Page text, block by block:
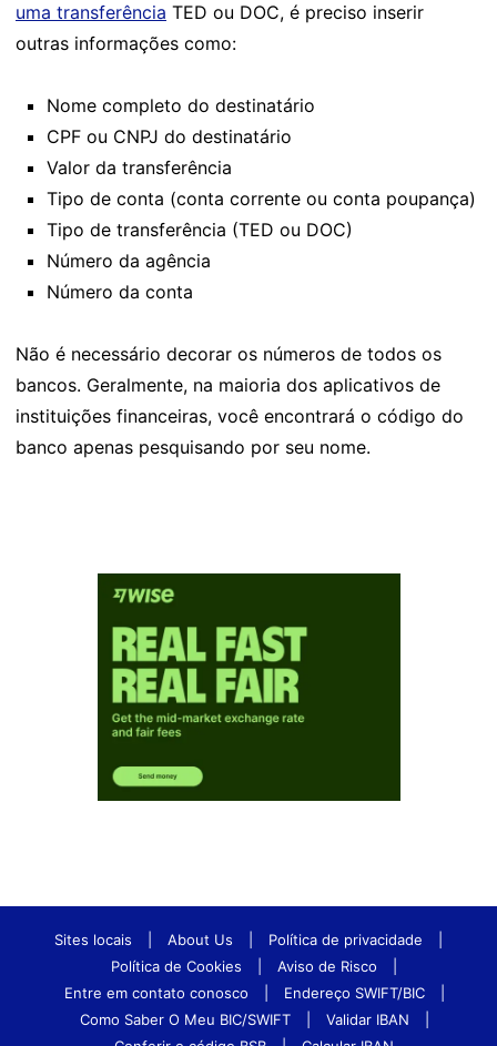
uma transferência TED ou DOC, é preciso inserir
outras informações como:
Nome completo do destinatário
CPF ou CNPJ do destinatário
Valor da transferência
Tipo de conta (conta corrente ou conta poupança)
Tipo de transferência (TED ou DOC)
Número da agência
Número da conta
Não é necessário decorar os números de todos os
bancos. Geralmente, na maioria dos aplicativos de
instituições financeiras, você encontrará o código do
banco apenas pesquisando por seu nome.
Sites locais About Us Política de privacidade
Política de Cookies
Aviso de Risco
Entre em contato conosco
Endereço SWIFT/BIC
Como Saber O Meu BIC/SWIFT
Validar IBAN